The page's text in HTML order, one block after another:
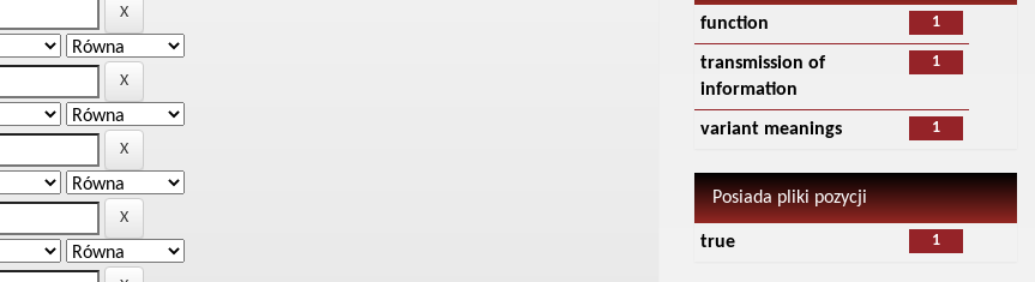
1
function
1
transmission of
information
1
variant meanings
Posiada pliki pozycji
1
true